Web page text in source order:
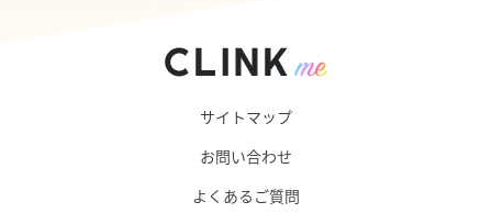
サイトマップ
お問い合わせ
よくあるご質問